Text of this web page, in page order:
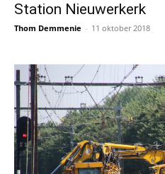
Station Nieuwerkerk
Thom Demmenie - 11 oktober 2018